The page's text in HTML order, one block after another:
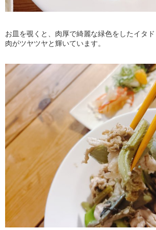
お皿を覗くと、肉厚で綺麗な緑色をしたイタ
肉がツヤツヤと輝いています。